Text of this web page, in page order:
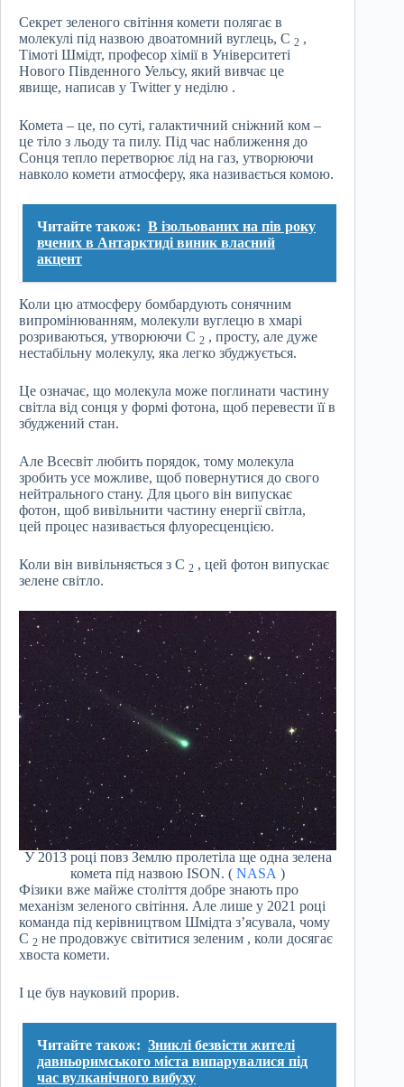
Секрет зеленого світіння комети полягає в
молекулі під назвою двоатомний вуглець, C 2 ,
Тімоті Шмідт, професор хімії в Університеті
Нового Південного Уельсу, який вивчає це
явище, написав у Twitter у неділю .
Комета – це, по суті, галактичний сніжний ком –
це тіло з льоду та пилу. Під час наближення до
Сонця тепло перетворює лід на газ, утворюючи
навколо комети атмосферу, яка називається комою.
Читайте також: В ізольованих на пів року
вчених в Антарктиді виник власний
акцент
Коли цю атмосферу бомбардують сонячним
випромінюванням, молекули вуглецю в хмарі
розриваються, утворюючи C 2 , просту, але дуже
нестабільну молекулу, яка легко збуджується.
Це означає, що молекула може поглинати частину
світла від сонця у формі фотона, щоб перевести її в
збуджений стан.
Але Всесвіт любить порядок, тому молекула
зробить усе можливе, щоб повернутися до свого
нейтрального стану. Для цього він випускає
фотон, щоб вивільнити частину енергії світла,
цей процес називається флуоресценцією.
Коли він вивільняється з C 2 , цей фотон випускає
зелене світло.
У 2013 році повз Землю пролетіла ще одна зелена
комета під назвою ISON. (NASA )
Фізики вже майже століття добре знають про
механізм зеленого світіння. Але лише у 2021 році
команда під керівництвом Шмідта з’ясувала, чому
C 2 не продовжує світитися зеленим , коли досягає
хвоста комети.
І це був науковий прорив.
Читайте також: Зниклі безвісти жителі
давньоримського міста випарувалися під
час вулканічного вибуху